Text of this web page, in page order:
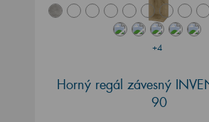
+4
Horný regál závesný
90